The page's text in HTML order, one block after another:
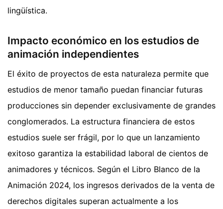
lingüística.
Impacto económico en los estudios de
animación independientes
El éxito de proyectos de esta naturaleza permite que
estudios de menor tamaño puedan financiar futuras
producciones sin depender exclusivamente de grandes
conglomerados. La estructura financiera de estos
estudios suele ser frágil, por lo que un lanzamiento
exitoso garantiza la estabilidad laboral de cientos de
animadores y técnicos. Según el Libro Blanco de la
Animación 2024, los ingresos derivados de la venta de
derechos digitales superan actualmente a los